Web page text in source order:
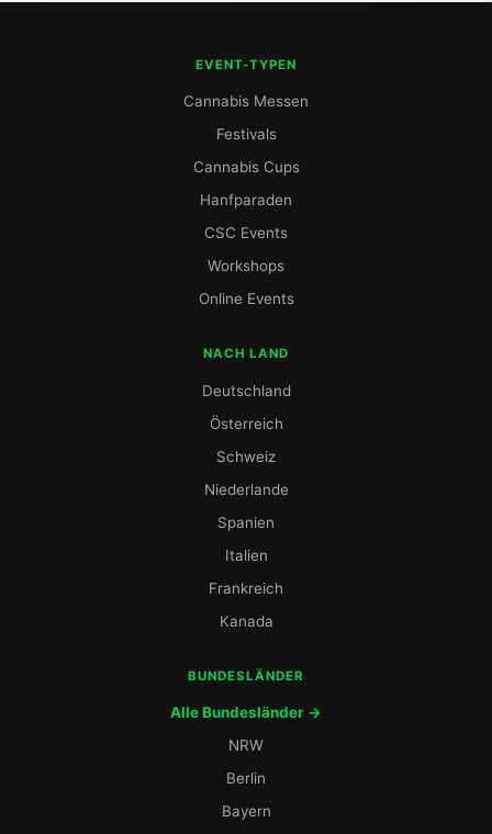
EVENT-TYPEN
Cannabis Messen
Festivals
Cannabis Cups
Hanfparaden
CSC Events
Workshops
Online Events
NACH LAND
Deutschland
Österreich
Schweiz
Niederlande
Spanien
Italien
Frankreich
Kanada
BUNDESLÄNDER
Alle Bundesländer →
NRW
Berlin
Bayern